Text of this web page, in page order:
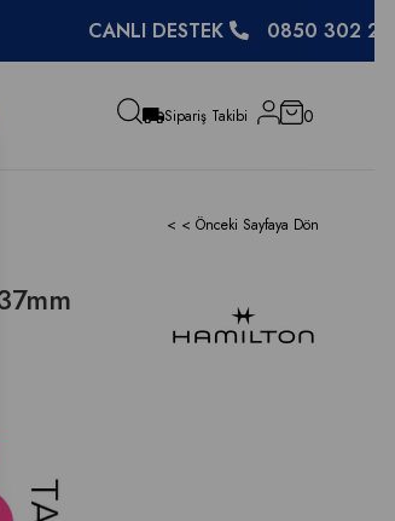
DESTEK 0850 302 27 48
Sipariş Takibi 0
< < Önceki Sayfaya Dön